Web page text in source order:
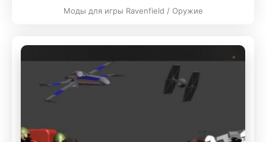
Моды для игры Ravenfield / Оружие